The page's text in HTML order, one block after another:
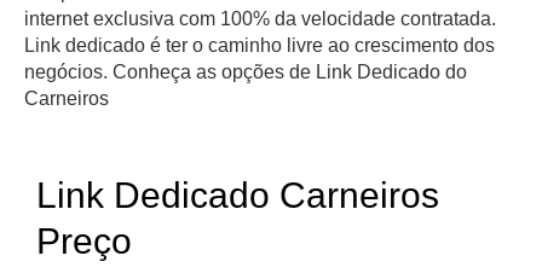
internet exclusiva com 100% da velocidade contratada.
Link dedicado é ter o caminho livre ao crescimento dos
negócios. Conheça as opções de Link Dedicado do
Carneiros
Link Dedicado Carneiros
Preço